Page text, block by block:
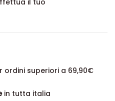
ordini superiori a 69,90€
in tutta italia